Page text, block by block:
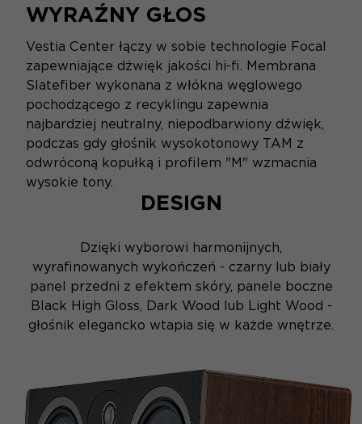
WYRAŹNY GŁOS
Vestia Center łączy w sobie technologie Focal
zapewniające dźwięk jakości hi-fi. Membrana
Slatefiber wykonana z włókna węglowego
pochodzącego z recyklingu zapewnia
najbardziej neutralny, niepodbarwiony dźwięk,
podczas gdy głośnik wysokotonowy TAM z
odwróconą kopułką i profilem "M" wzmacnia
wysokie tony.
DESIGN
Dzięki wyborowi harmonijnych,
wyrafinowanych wykończeń - czarny lub biały
panel przedni z efektem skóry, panele boczne
Black High Gloss, Dark Wood lub Light Wood -
głośnik elegancko wtapia się w każde wnętrze.